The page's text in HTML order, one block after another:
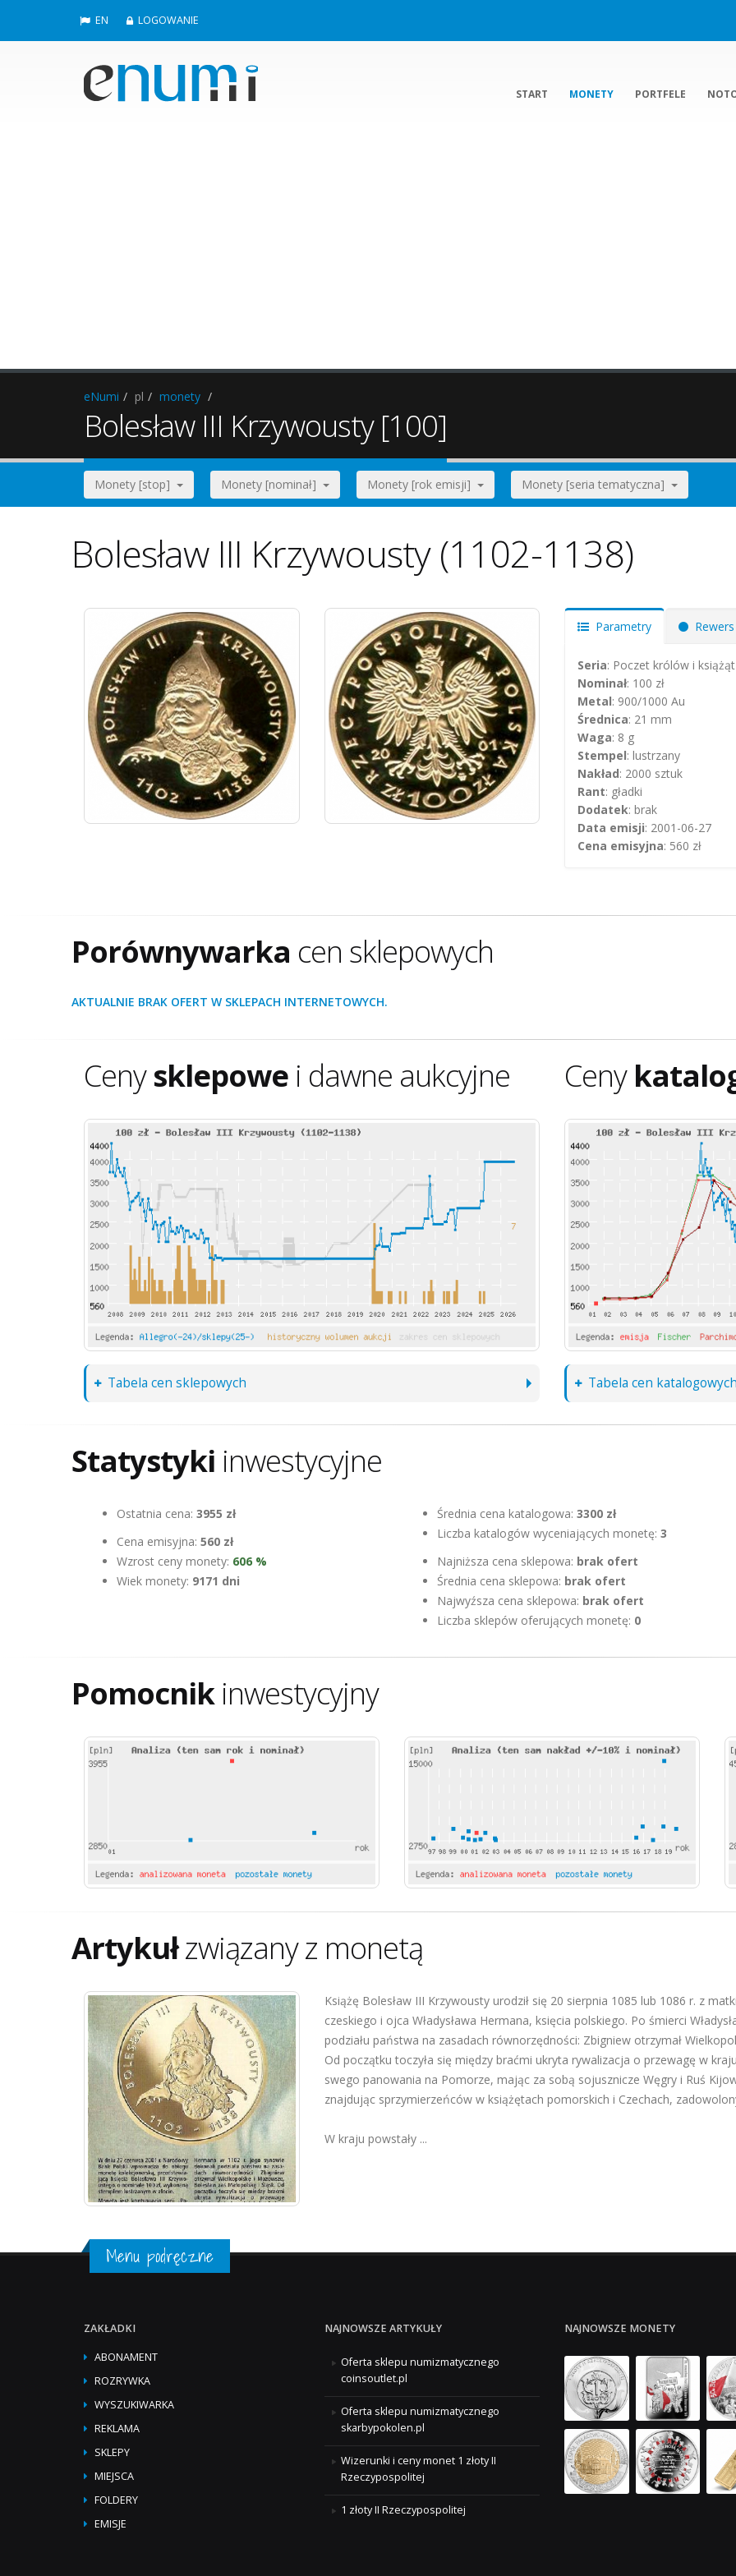
EN LOGOWANIE
START MONETY PORTFELE
eNumi pl monety
Bolesław III Krzywousty [100]
Monety [stop] Monety [nominał] Monety [rok emisji] Monety [seria tematyczna]
Bolesław III Krzywousty (1102-1138)
Parametry Rewers
Seria: Poczet królów i
Nominał: 100 zł
Metal: 900/1000 Au
Średnica: 21 mm
Waga: 8 g
Stempel: lustrzany
Nakład: 2000 sztuk
Rant: gładki
Dodatek: brak
Data emisji: 2001-06-27
Cena emisyjna: 560 zł
Porównywarka cen sklepowych
AKTUALNIE BRAK OFERT W SKLEPACH INTERNETOWYCH.
Cenysklepowe i dawne aukcyjne
Tabela cen sklepowych
Ceny
Tabela cen
Statystyki inwestycyjne
Ostatnia cena: 3955 zł
Cena emisyjna: 560 zł
Wzrost ceny monety: 606 %
Wiek monety: 9171 dni
Średnia cena katalogowa: 3300 zł
Liczba katalogów wyceniających monetę: 3
Najniższa cena sklepowa: brak ofert
Średnia cena sklepowa: brak ofert
Najwyźsza cena sklepowa: brak ofert
Liczba sklepów oferujących monetę: 0
Pomocnikinwestycyjny
Artykułzwiązany z monetą
Książę Bolesław III Krzywousty urodził się 20 sierpnia 1085 lub 1086 r. z
czeskiego i ojca Władysława Hermana, księcia polskiego. Po śmierci
podziału państwa na zasadach równorzędności: Zbigniew otrzymał
Od początku toczyła się między braćmi ukryta rywalizacja o przewagę w
swego panowania na Pomorze, mając za sobą sojusznicze Węgry i Ruś
znajdując sprzymierzeńców w książętach pomorskich i Czechach,
W kraju powstały ...
Menu podręczne
ZAKŁADKI
ABONAMENT
ROZRYWKA
WYSZUKIWARKA
REKLAMA
SKLEPY
MIEJSCA
FOLDERY
EMISJE
NAJNOWSZE ARTYKUŁY
Oferta sklepu numizmatycznego
coinsoutlet.pl
Oferta sklepu numizmatycznego
skarbypokolen.pl
Wizerunki i ceny monet 1 złoty II
Rzeczypospolitej
1 złoty II Rzeczypospolitej
NAJNOWSZE MONETY